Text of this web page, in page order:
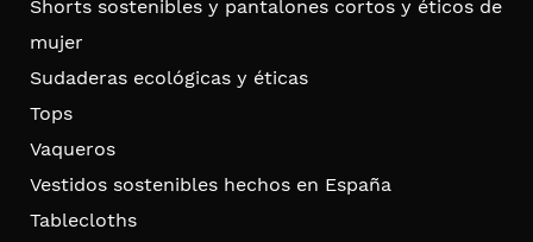
Shorts sostenibles y pantalones cortos y éticos de
mujer
Sudaderas ecológicas y éticas
Tops
Vaqueros
Vestidos sostenibles hechos en España
Tablecloths